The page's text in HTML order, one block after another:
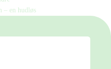
– en hudløs